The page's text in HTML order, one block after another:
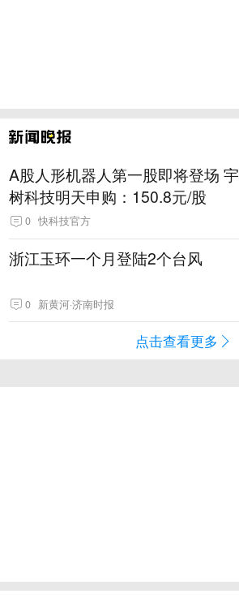
A股人形机器人第一股即将登场 宇
树科技明天申购：150.8元/股
0 快科技官方
浙江玉环一个月登陆2个台风
0 新黄河·济南时报
点击查看更多